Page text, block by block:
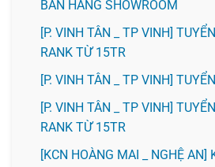
BÁN HÀNG SHOWROOM
[P. VINH TÂN _ TP VINH]
RANK TỪ 15TR
[P. VINH TÂN _ TP VINH]
[P. VINH TÂN _ TP VINH]
RANK TỪ 15TR
️[KCN HOÀNG MAI _ NGHỆ AN]